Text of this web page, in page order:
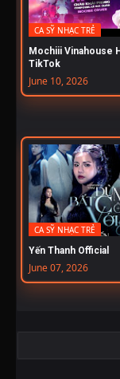
CA SỸ NHẠC TRẺ
Mochiii Vinahouse
TikTok
June 10, 2026
CA SỸ NHẠC TRẺ
Yến Thanh Official
June 07, 2026